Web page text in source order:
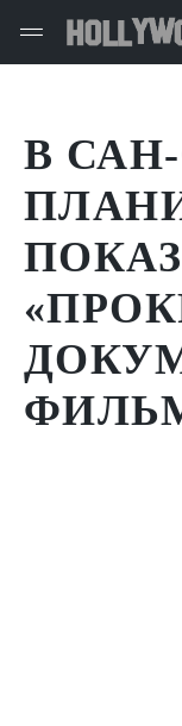
В
ПОКАЗ